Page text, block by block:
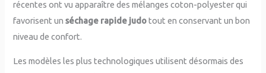
récentes ont vu apparaître des mélanges coton-polyester qui
favorisent unséchage rapide judotout en conservant un bon
niveau de confort.
Les modèles les plus technologiques utilisent désormais des